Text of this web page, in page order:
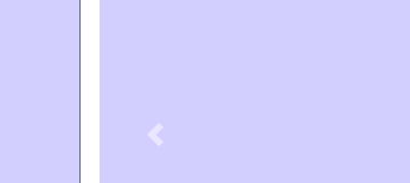
Previous